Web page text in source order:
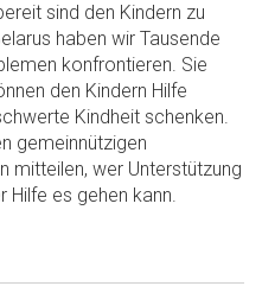
sind den Kindern zu
haben wir Tausende
konfrontieren. Sie
den Kindern Hilfe
Kindheit schenken.
gemeinnützigen
mitteilen, wer Unterstützung
Hilfe es gehen kann.